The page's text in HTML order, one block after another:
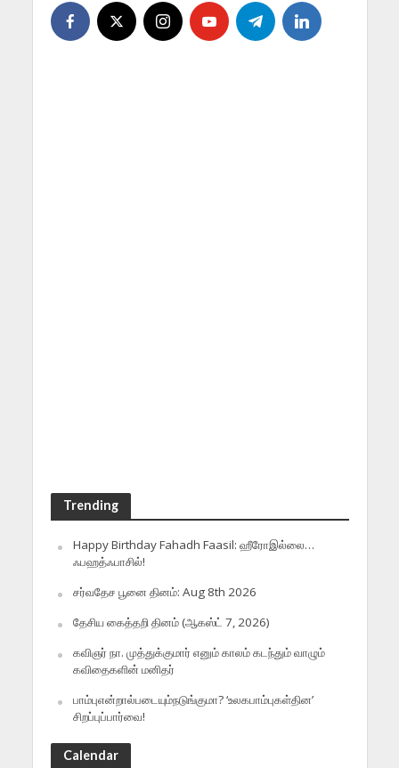
Trending
Happy Birthday Fahadh Faasil: ஹீரோஇல்லை…
ஃபஹத்ஃபாசில்!
சர்வதேச பூனை தினம்: Aug 8th 2026
தேசிய கைத்தறி தினம் (ஆகஸ்ட் 7, 2026)
கவிஞர் நா. முத்துக்குமார் எனும் காலம் கடந்தும் வாழும்
கவிதைகளின் மனிதர்
பாம்புஎன்றால்படையும்நடுங்குமா? ‘உலகபாம்புகள்தின’
சிறப்புப்பார்வை!
Calendar